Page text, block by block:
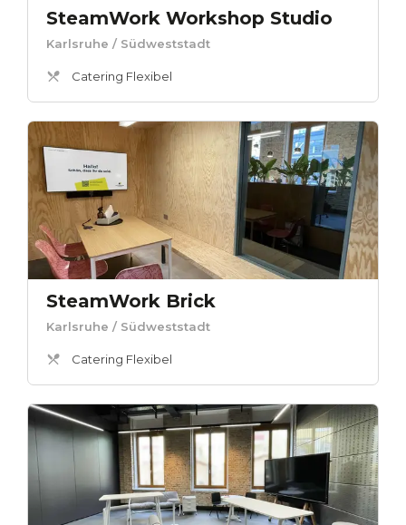
SteamWork Workshop Studio
Karlsruhe / Südweststadt
Catering Flexibel
SteamWork Brick
Karlsruhe / Südweststadt
Catering Flexibel